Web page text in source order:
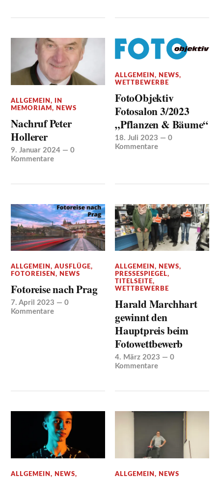
ALLGEMEIN,
IN
MEMORIAM, NEWS
Nachruf Peter
Hollerer
9. Januar 2024 —0
Kommentare
ALLGEMEIN, NEWS,
WETTBEWERBE
FotoObjektiv
Fotosalon 3/2023
„Pflanzen & Bäume“
18. Juli 2023 —0
Kommentare
ALLGEMEIN,AUSFLÜGE,
FOTOREISEN, NEWS
Fotoreise nach Prag
7. April 2023 —0
Kommentare
ALLGEMEIN, NEWS,
PRESSESPIEGEL,
TITELSEITE,
WETTBEWERBE
Harald Marchhart
gewinnt den
Hauptpreis beim
Fotowettbewerb
4. März 2023 —0
Kommentare
ALLGEMEIN, NEWS,
ALLGEMEIN, NEWS